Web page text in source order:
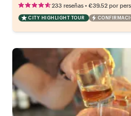
233 reseñas • €39.52 por
CITY HIGHLIGHT TOUR